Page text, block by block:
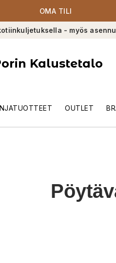
OMA TILI
- myös
Kalustetalo
OUTLET